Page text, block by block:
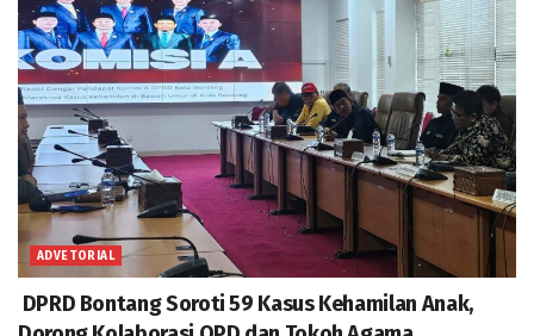
ADVETORIAL
DPRD Bontang Soroti 59 Kasus Kehamilan Anak,